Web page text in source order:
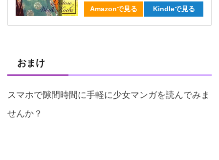
Amazonで見る Kindleで見る
おまけ
スマホで隙間時間に手軽に少女マンガを読んでみま
せんか？